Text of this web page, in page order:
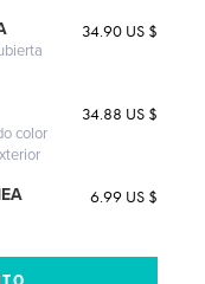
34.90 US $
color
34.88 US $
6.99 US $